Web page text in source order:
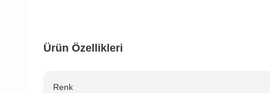
Ürün Özellikleri
Renk